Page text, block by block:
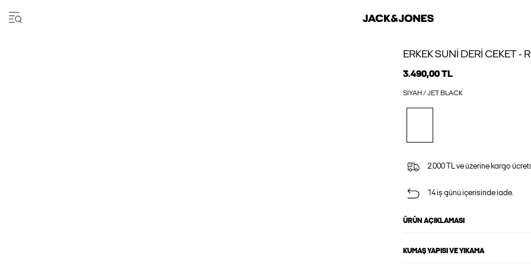
ERKEK SUNI DERI CEKET -
3.490,00 TL
SIYAH / JET BLACK
2.000 TL ve üzerine kargo
14 iş günü içerisinde iade.
ÜRÜN AÇIKLAMASI
KUMAŞ YAPISI VE YIKAMA